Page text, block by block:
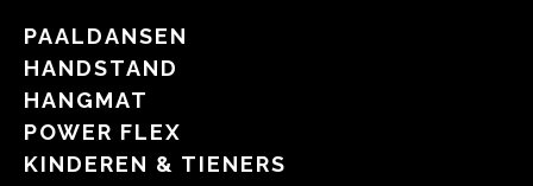
PAALDANSEN
HANDSTAND
HANGMAT
POWER FLEX
KINDEREN & TIENERS